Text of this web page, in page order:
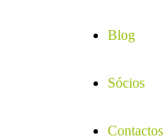
Blog
Sócios
Contactos